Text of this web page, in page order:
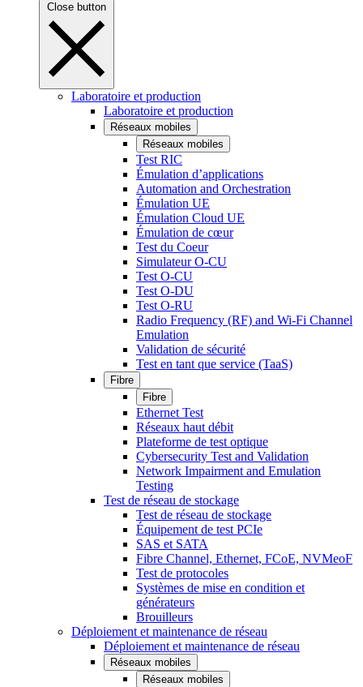
Close button
Laboratoire et production
Laboratoire et production
Réseaux mobiles
Réseaux mobiles
Test RIC
Émulation d’applications
Automation and Orchestration
Émulation UE
Émulation Cloud UE
Émulation de cœur
Test du Coeur
Simulateur O-CU
Test O-CU
Test O-DU
Test O-RU
Radio Frequency (RF) and Wi-Fi Channel
Emulation
Validation de sécurité
Test en tant que service (TaaS)
Fibre
Fibre
Ethernet Test
Réseaux haut débit
Plateforme de test optique
Cybersecurity Test and Validation
Network Impairment and Emulation
Testing
Test de réseau de stockage
Test de réseau de stockage
Équipement de test PCIe
SAS et SATA
Fibre Channel, Ethernet, FCoE, NVMeoF
Test de protocoles
Systèmes de mise en condition et
générateurs
Brouilleurs
Déploiement et maintenance de réseau
Déploiement et maintenance de réseau
Réseaux mobiles
Réseaux mobiles